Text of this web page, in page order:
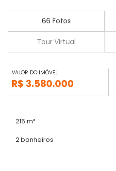
66 Fotos
Tour Virtual
VALOR DO IMÓVEL
R$ 3.580.000
215 m²
2 banheiros